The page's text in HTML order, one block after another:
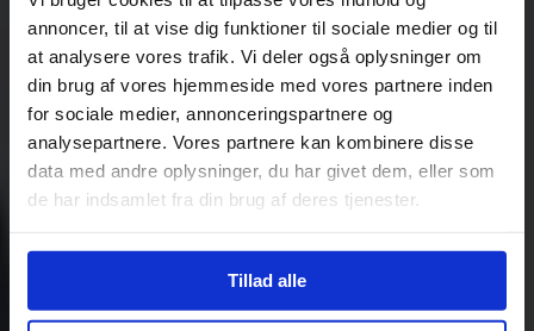
annoncer, til at vise dig funktioner til sociale medier og til
at analysere vores trafik. Vi deler også oplysninger om
din brug af vores hjemmeside med vores partnere inden
for sociale medier, annonceringspartnere og
analysepartnere. Vores partnere kan kombinere disse
data med andre oplysninger, du har givet dem, eller som
de har indsamlet fra din brug af deres tjenester.
Tillad alle